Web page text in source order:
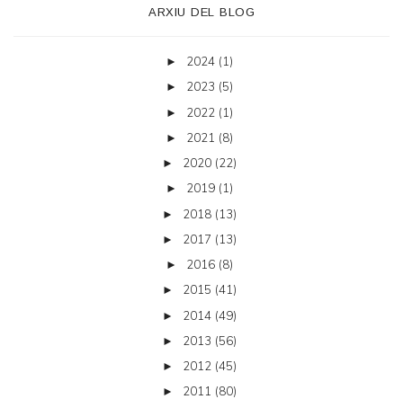
ARXIU DEL BLOG
► 2024 (1)
► 2023 (5)
► 2022 (1)
► 2021 (8)
► 2020 (22)
► 2019 (1)
► 2018 (13)
► 2017 (13)
► 2016 (8)
► 2015 (41)
► 2014 (49)
► 2013 (56)
► 2012 (45)
► 2011 (80)